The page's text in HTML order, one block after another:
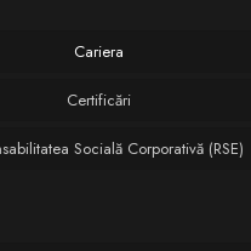
Cariera
Certificări
Socială Corporativă (RSE)